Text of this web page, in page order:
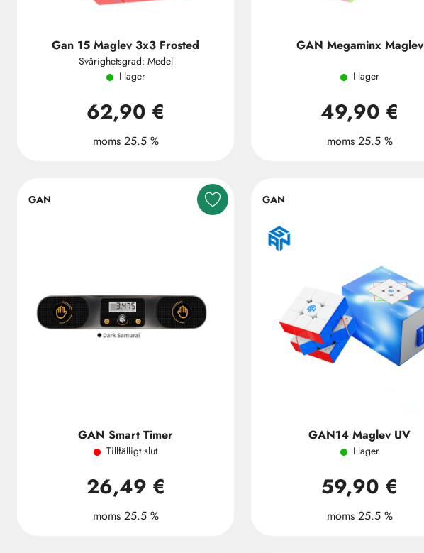
Gan 15 Maglev 3x3 Frosted
Svårighetsgrad: Medel
I lager
62,90 €
moms 25.5 %
GAN Megaminx Maglev
I lager
49,90 €
moms 25.5 %
GAN
GAN Smart Timer
Tillfälligt slut
26,49 €
moms 25.5 %
GAN
GAN14 Maglev UV
I lager
59,90 €
moms 25.5 %